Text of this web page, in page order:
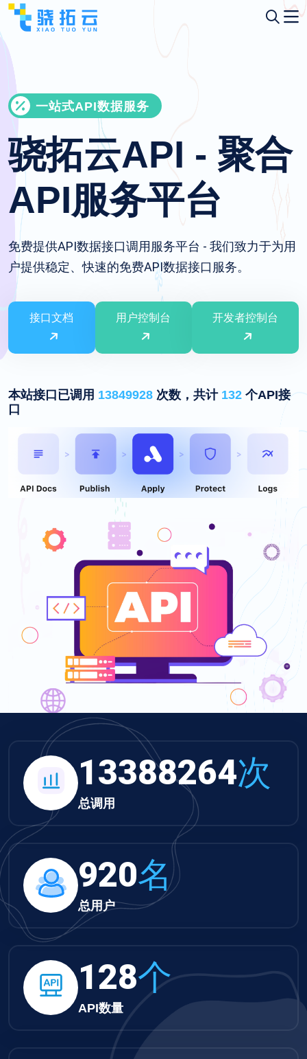
一站式API数据服务
骁拓云API - 聚合
API服务平台
免费提供API数据接口调用服务平台 - 我们致力于为用
户提供稳定、快速的免费API数据接口服务。
接口文档 用户控制台 开发者控制台
本站接口已调用 13849928 次数，共计 132 个API接
口
13849928次
总调用
952名
总用户
132个
API数量